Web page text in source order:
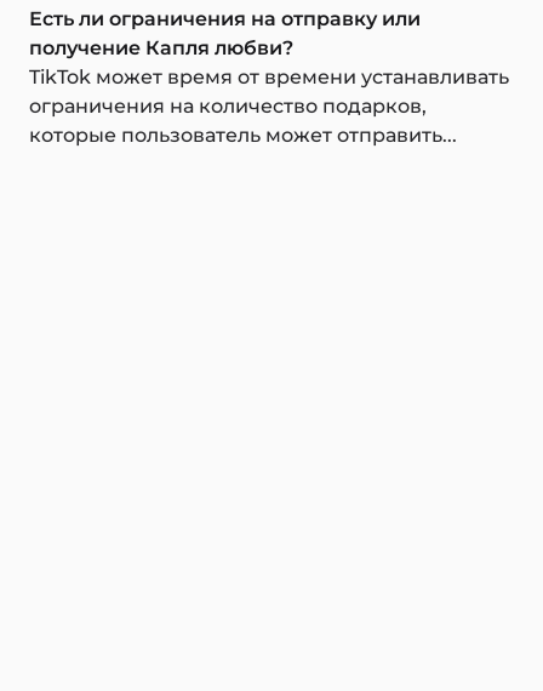
Есть ли ограничения на отправку или
получение Капля любви?
TikTok может время от времени устанавливать
ограничения на количество подарков,
которые пользователь может отправить...